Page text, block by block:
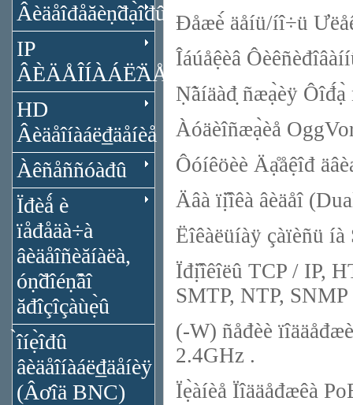
Âèäåîđåăèṇ̃đạ̀îđû
IP
ÂÈÄÅÎÍÀÁË̃ÄÅÍÈÅ
HD
Âèäåîíàáë₫äåíèå
Àêñåññóàđû
Ïđèǻ è
ïåđåäà÷à
âèäåîñèăíàëà,
óṇ̃đîéṇ̃âî
ăđîçîçàùẹ̀û
̀îíẹ̀îđû
âèäåîíàáë₫äåíèÿ
(Âơîä BNC)
Đåæè́ äåíü/íî÷ü
Îáúåệèâ
Ṇ̃àíäàđ̣ ñæạ̀èÿ
Àóäèîñæạ̀èå
Ôóíêöèè Äạ̊åệîđ
Äâà ïị̂îêà âèäåî
Ëîêàëüíàÿ çàïèñü íà
Ïđị̂îêîëû TCP / IP,
SMTP, NTP, SNMP
(-W) ñåđèè
2.4GHz .
Ïẹ̀àíèå Ïîääåđæêà